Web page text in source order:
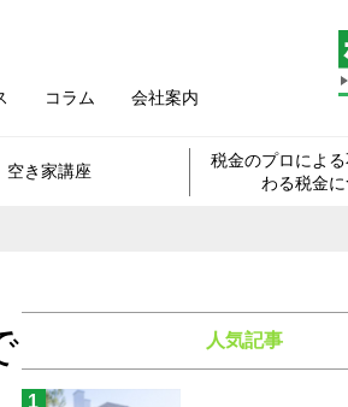
コラム 会社案内
空き家講座
税金のプロによ
わる税金
人気記事